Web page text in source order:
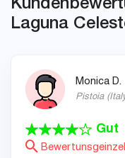
Laguna
Monica D.
Pistoia(
Gut